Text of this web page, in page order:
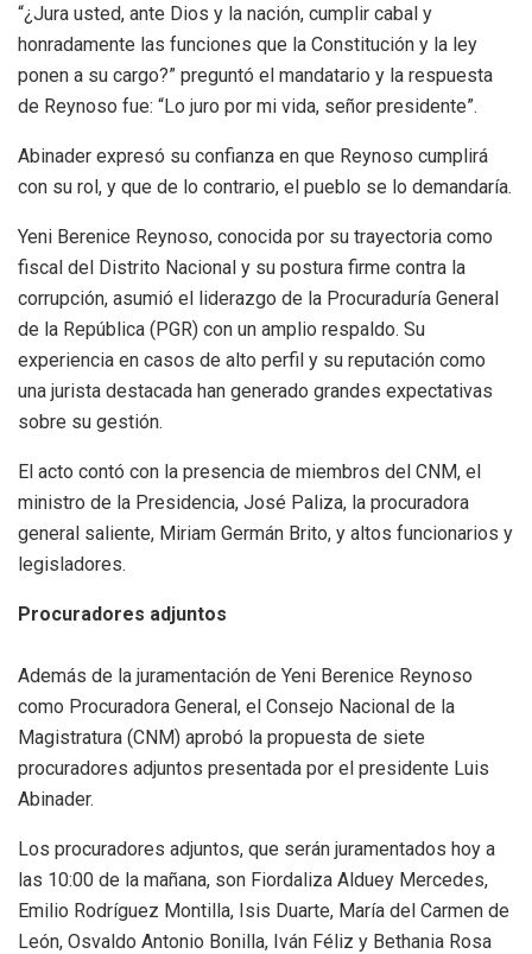
“¿Jura usted, ante Dios y la nación, cumplir cabal y
honradamente las funciones que la Constitución y la ley
ponen a su cargo?” preguntó el mandatario y la respuesta
de Reynoso fue: “Lo juro por mi vida, señor presidente”.
Abinader expresó su confianza en que Reynoso cumplirá
con su rol, y que de lo contrario, el pueblo se lo demandaría.
Yeni Berenice Reynoso, conocida por su trayectoria como
fiscal del Distrito Nacional y su postura firme contra la
corrupción, asumió el liderazgo de la Procuraduría General
de la República (PGR) con un amplio respaldo. Su
experiencia en casos de alto perfil y su reputación como
una jurista destacada han generado grandes expectativas
sobre su gestión.
El acto contó con la presencia de miembros del CNM, el
ministro de la Presidencia, José Paliza, la procuradora
general saliente, Miriam Germán Brito, y altos funcionarios y
legisladores.
Procuradores adjuntos
Además de la juramentación de Yeni Berenice Reynoso
como Procuradora General, el Consejo Nacional de la
Magistratura (CNM) aprobó la propuesta de siete
procuradores adjuntos presentada por el presidente Luis
Abinader.
Los procuradores adjuntos, que serán juramentados hoy a
las 10:00 de la mañana, son Fiordaliza Alduey Mercedes,
Emilio Rodríguez Montilla, Isis Duarte, María del Carmen de
León, Osvaldo Antonio Bonilla, Iván Féliz y Bethania Rosa